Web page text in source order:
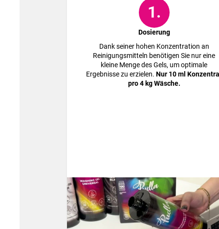
1.
Dosierung
Dank seiner hohen Konzentration an
Reinigungsmitteln benötigen Sie nur eine
kleine Menge des Gels, um optimale
Ergebnisse zu erzielen. Nur 10 ml
pro 4 kg Wäsche.